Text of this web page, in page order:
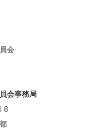
会
会事務局
8